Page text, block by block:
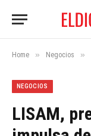
Home » Negocios »
NEGOCIOS
LISAM,